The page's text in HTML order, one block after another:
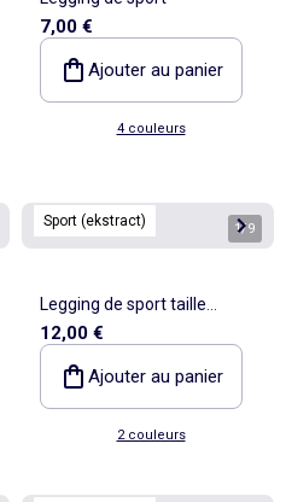
7,00 €
Ajouter au panier
4 couleurs
Sport (ekstract) 1/9
Legging de sport taille
twistée - (ekstract)
12,00 €
Ajouter au panier
2 couleurs